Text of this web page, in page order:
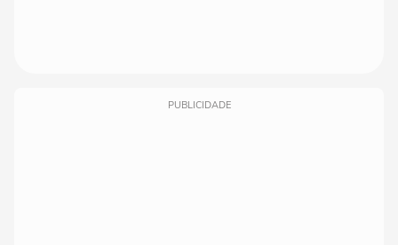
PUBLICIDADE